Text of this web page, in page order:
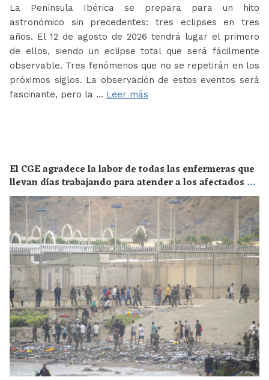
La Península Ibérica se prepara para un hito
astronómico sin precedentes: tres eclipses en tres
años. El 12 de agosto de 2026 tendrá lugar el primero
de ellos, siendo un eclipse total que será fácilmente
observable. Tres fenómenos que no se repetirán en los
próximos siglos. La observación de estos eventos será
fascinante, pero la … Leer más
El CGE agradece la labor de todas las enfermeras que
llevan días trabajando para atender a los afectados de
la crisis migratoria de Ceuta